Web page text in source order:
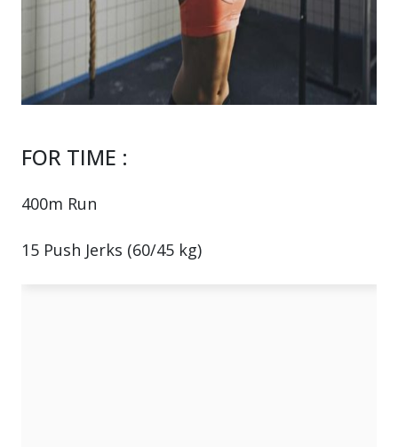
FOR TIME :
400m Run
15 Push Jerks (60/45 kg)